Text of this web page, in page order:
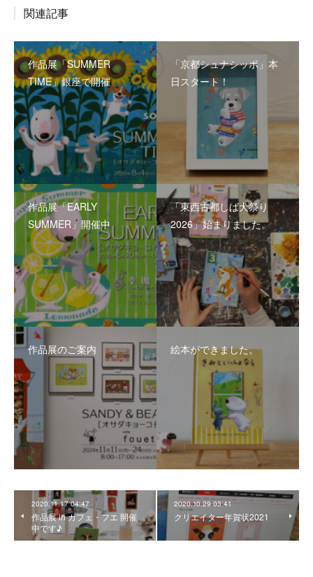
関連記事
作品展「SUMMER
TIME」銀座で開催
「京都シュナシッポ」本
日スタート！
作品展「EARLY
SUMMER」開催中
「東西古都しば犬祭り
2026」始まりました。
作品展のご案内 絵本ができました。
2020.11.17 04:47
作品展 in カフェ・フエ 開催
中です♪
2020.10.29 03:41
クリエイター年賀状2021